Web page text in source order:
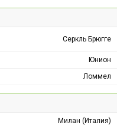
Серкль Брюгге
Юнион
Ломмел
Милан (Италия)